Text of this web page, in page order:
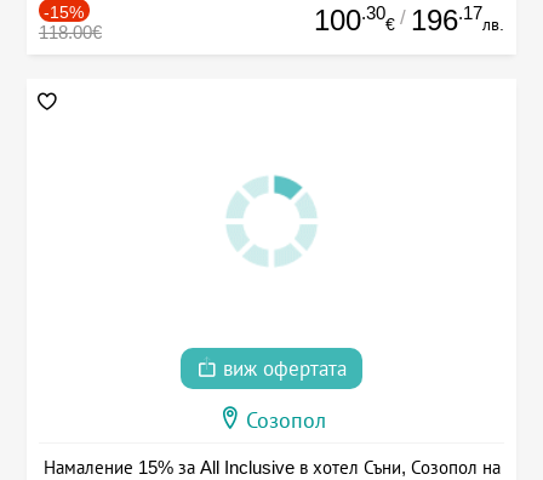
-15%
118.00€ 100.30
€ / 196.17
лв.
виж офертата
Созопол
Намаление 15% за All Inclusive в хотел Съни, Созопол на